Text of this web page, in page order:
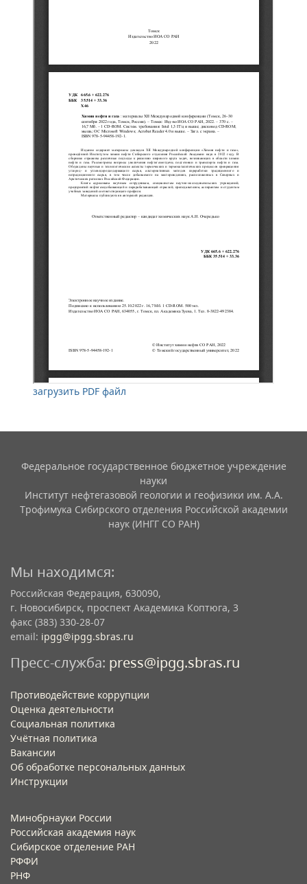
загрузить PDF файл
Федеральное государственное бюджетное учреждение
науки
Институт нефтегазовой геологии и геофизики им. А.А.
Трофимука Сибирского отделения Российской академии
наук (ИНГГ СО РАН)
Мы находимся:
Российская Федерация, 630090,
г. Новосибирск, проспект Академика Коптюга, 3
факс (383) 330-28-07
email: ipgg@ipgg.sbras.ru
Пресс-служба: press@ipgg.sbras.ru
Противодействие коррупции
Оценка деятельности
Социальная политика
Учётная политика​
Вакансии​
Об обработке персональных данных​
Инструкции​
Минобрнауки России
Российская академия наук
Сибирское отделение РАН
РФФИ
РНФ